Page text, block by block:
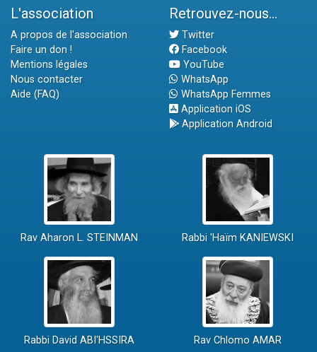
L'association
A propos de l'association
Faire un don !
Mentions légales
Nous contacter
Aide (FAQ)
Retrouvez-nous...
Twitter
Facebook
YouTube
WhatsApp
WhatsApp Femmes
Application iOS
Application Android
Rav Aharon L. STEINMAN Rabbi 'Haïm KANIEWSKI
Rabbi David ABI'HSSIRA Rav Chlomo AMAR